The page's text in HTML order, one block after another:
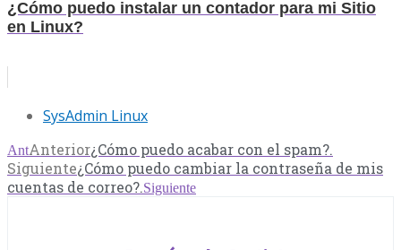
¿Cómo puedo instalar un contador para mi Sitio
en Linux?
SysAdmin Linux
AntAnterior¿Cómo puedo acabar con el spam?.
Siguiente¿Cómo puedo cambiar la contraseña de mis
cuentas de correo?.Siguiente